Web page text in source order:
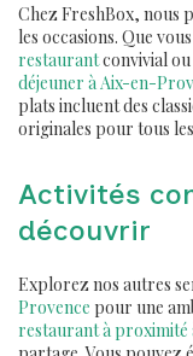
Chez FreshBox, nous
les occasions. Que
restaurantconvivial
déjeuner à Aix-en-
plats incluent des
originales pour tous
Activités
découvrir
Explorez nos autres
Provence pour une
restaurant à proximité